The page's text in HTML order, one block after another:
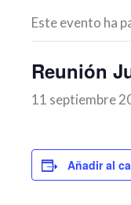
Este evento ha
Reunión
11 septiembre
Añadir al